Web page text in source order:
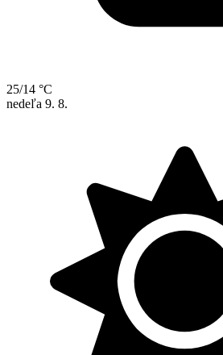
25/14 °C
nedeľa 9. 8.